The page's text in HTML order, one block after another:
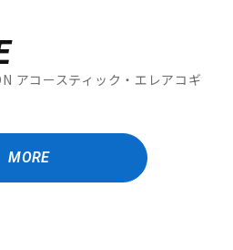
アコースティック・エレアコギ
MORE